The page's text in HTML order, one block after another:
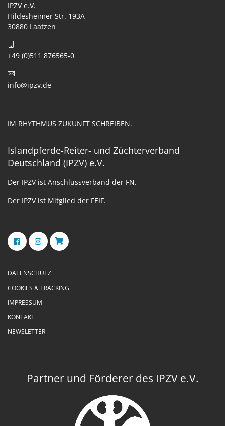
IPZV e.V.
Hildesheimer Str. 193A
30880 Laatzen
+49 (0)511 876565-0
info@ipzv.de
IM RHYTHMUS ZUKUNFT SCHREIBEN.
Islandpferde-Reiter- und Züchterverband
Deutschland (IPZV) e.V.
Der IPZV ist Anschlussverband der FN.
Der IPZV ist Mitglied der FEIF.
DATENSCHUTZ
COOKIES & TRACKING
IMPRESSUM
KONTAKT
NEWSLETTER
Partner und Förderer des IPZV e.V.